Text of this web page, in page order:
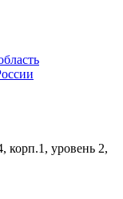
корп.1, уровень 2,